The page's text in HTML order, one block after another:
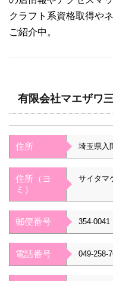
クラフト系資格取得や
ご紹介中。
有限会社マエザワ
住所 埼玉県入
住所（ヨ
ミ）
サイタマ
郵便番号 354-0041
電話番号 049-258-